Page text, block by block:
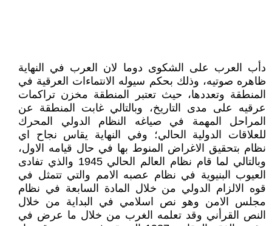
دأب العرب على الشكوى دوما لان العرب في النهاية
ظاهره صوتيه، وذلك بحكم سيوله الانتماءات العرقية في
المنطقة وتعددها، حيث تعتبر المنطقة مخزن تراكمات
عرقيه على مدى التاريخ، وبالتالي غابت المنطقة عن
المراحل المهمة في صياغه النظام الدولي المحرك
للعلاقات الدولية الحالي؛ وفي النهاية يقاس نجاح اي
نظام بتحقيق الاغراض المنوط بها في حال قيامه الاول،
وبالتالي لما قام نظام العالم الحالي 1945 والذي تفادى
العيوب البنيوية في نظام عصبه الامم والتي تتمثل في
قوه الالزام الدولي من خلال المادة السابعة في نظام
مجلس الامن وهو نص اسلامي في البداية من خلال
النص القرأني وقد تعلمه الغرب من خلال ما عرض في